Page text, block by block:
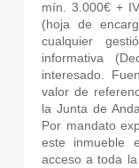
mín. 3.000€ +
(hoja de
cualquier
informativa
interesado.
valor de
la Junta de
Por mandato
este inmueble
acceso a toda